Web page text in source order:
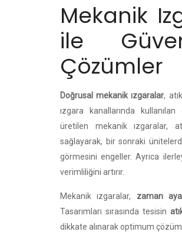
Mekanik
ile
Çözümler
Doğrusal mekanik ızgaralar,
ızgara kanallarında
üretilen mekanik ızgaralar,
sağlayarak, bir sonraki
görmesini engeller. Ayrıca
verimliliğini artırır.
Mekanik ızgaralar, zaman
Tasarımları sırasında tesisin
dikkate alınarak optimum